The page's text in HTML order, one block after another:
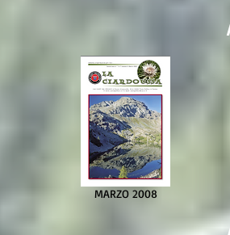
MARZO 2008